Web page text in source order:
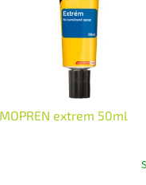
extrem 50ml